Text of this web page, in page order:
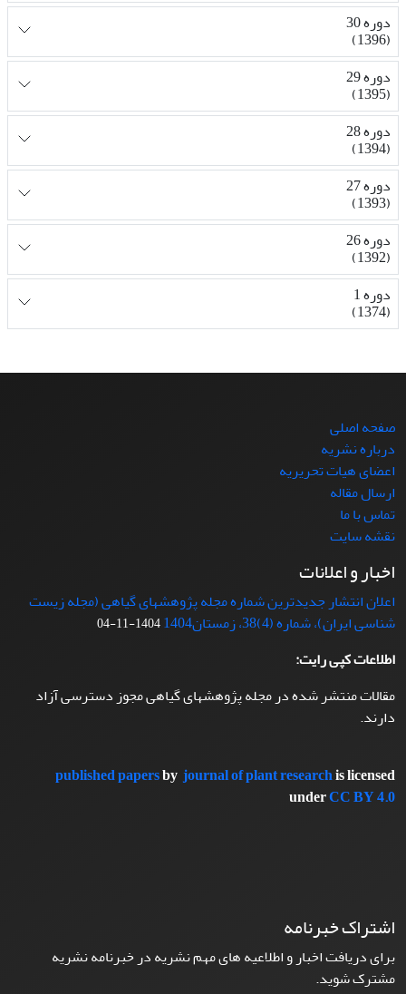
دوره 30
(1396)
دوره 29
(1395)
دوره 28
(1394)
دوره 27
(1393)
دوره 26
(1392)
دوره 1
(1374)
صفحه اصلی
درباره نشریه
اعضای هیات تحریریه
ارسال مقاله
تماس با ما
نقشه سایت
اخبار و اعلانات
اعلان انتشار جدیدترین شماره مجله پژوهشهای گیاهی (مجله زیست
شناسی ایران)، شماره (4)38، زمستان1404
1404-11-04
اطلاعات کپی رایت:
مقالات منتشر شده در مجله پژوهشهای گیاهی مجوز دسترسی آزاد
دارند.
published papersbyjournal of plant researchis licensed
underCC BY 4.0
اشتراک خبرنامه
برای دریافت اخبار و اطلاعیه های مهم نشریه در خبرنامه نشریه
مشترک شوید.